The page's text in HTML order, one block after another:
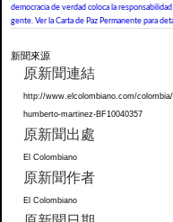
democracia de verdad coloca la
gente. Ver la Carta de Paz Permanente para
新聞來源
原新聞連結
http://www.elcolombiano.com/
humberto-martinez-BF10040357
原新聞出處
El Colombiano
原新聞作者
El Colombiano